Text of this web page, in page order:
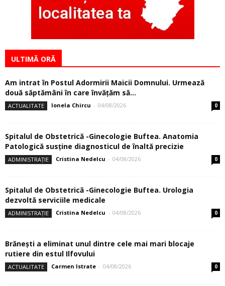
ULTIMĂ ORĂ
Am intrat în Postul Adormirii Maicii Domnului. Urmează
două săptămâni în care învăţăm să...
ACTUALITATE Ionela Chircu - 04/08/2026 0
Spitalul de Obstetrică -Ginecologie Buftea. Anatomia
Patologică susţine diagnosticul de înaltă precizie
ADMINISTRAȚIE Cristina Nedelcu - 04/08/2026 0
Spitalul de Obstetrică -Ginecologie Buftea. Urologia
dezvoltă serviciile medicale
ADMINISTRAȚIE Cristina Nedelcu - 04/08/2026 0
Brănești a eliminat unul dintre cele mai mari blocaje
rutiere din estul Ilfovului
ACTUALITATE Carmen Istrate - 04/08/2026 0